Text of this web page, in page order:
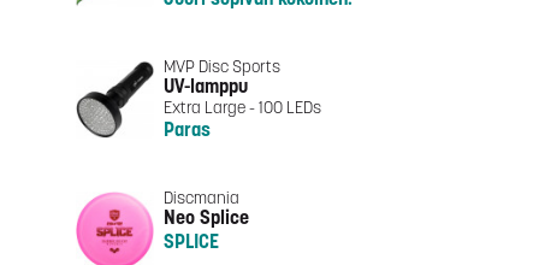
MVP Disc Sports
UV-lamppu
Extra Large - 100 LEDs
Paras
Discmania
Neo Splice
SPLICE